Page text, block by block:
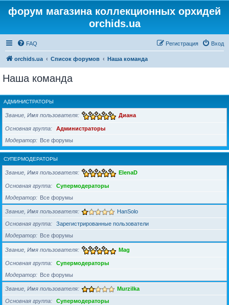
форум магазина коллекционных орхидей
orchids.ua
FAQ Вход
Регистрация
orchids.ua Список форумов Наша команда
Наша команда
АДМИНИСТРАТОРЫ
Звание, Имя пользователя Диана
Основная группа
Администраторы
Модератор
Все форумы
СУПЕРМОДЕРАТОРЫ
Звание, Имя пользователя ElenaD
Основная группа
Супермодераторы
Модератор
Все форумы
Звание, Имя пользователя HanSolo
Основная группа
Зарегистрированные пользователи
Модератор
Все форумы
Звание, Имя пользователя Mag
Основная группа
Супермодераторы
Модератор
Все форумы
Звание, Имя пользователя Murzilka
Основная группа
Супермодераторы